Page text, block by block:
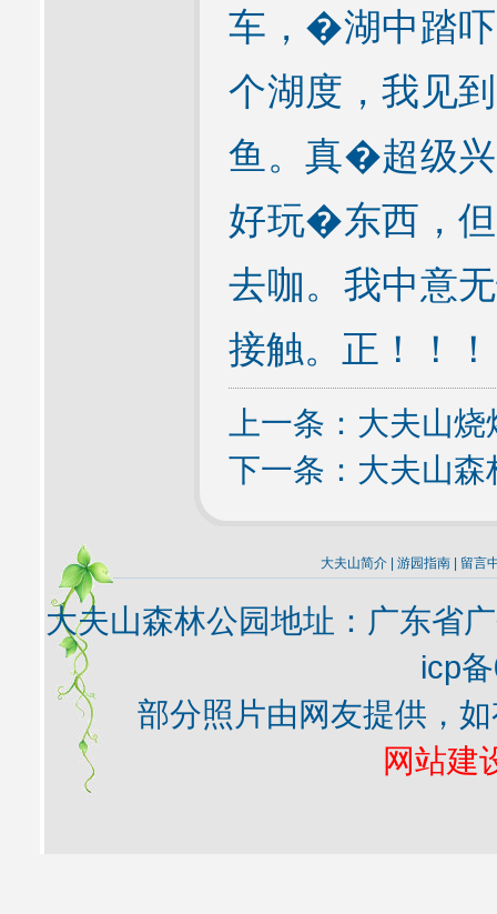
车，�湖中踏
个湖度，我见
鱼。真�超级
好玩�东西，
去咖。我中意
接触。正！！
上一条： 大夫山烧
下一条： 大夫山
大夫山简介 游园指南 留言
大夫山森林公园地址：广东省
icp
部分照片由网友提供，
网站建